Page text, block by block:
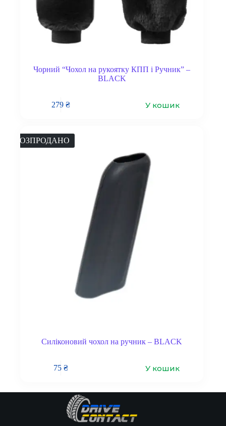
Чорний “Чохол на рукоятку КПП і Ручник” –
BLACK
279₴ У кошик
РОЗПРОДАНО
Силіконовий чохол на ручник – BLACK
75₴ У кошик